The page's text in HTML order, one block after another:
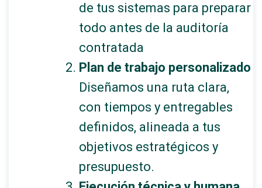
de tus sistemas para preparar
todo antes de la auditoría
contratada
Plan de trabajo personalizado
Diseñamos una ruta clara,
con tiempos y entregables
definidos, alineada a tus
objetivos estratégicos y
presupuesto.